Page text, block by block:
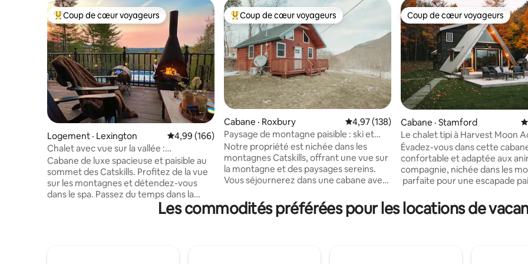
Coup de cœur voyageurs parmi les plus aimés
Coup de cœur voyageurs
Logement · Lexington Note moyenne de 4,99 sur 5, 166 commentaires
4,99 (166)
Chalet avec vue sur la vallée :
climatisation, spa, foyer extérieur, jeux
Cabane de luxe spacieuse et paisible au
sommet des Catskills. Profitez de la vue
sur les montagnes et détendez-vous
dans le spa. Passez du temps dans la
pièce voûtée près du foyer en pierre, où
vous trouverez un grand choix de jeux,
Coup de cœur voyageurs parmi les plus aimés
Coup de cœur voyageurs
Cabane · Roxbury Note moyenne de 4,97 sur 5, 138
4,97 (138)
Paysage de montagne paisible : ski et
randonnée
Notre propriété est nichée dans les
montagnes Catskills, offrant une vue sur
la montagne et des paysages sereins.
Vous séjournerez dans une cabane avec
convertible, une cuisine, une connexion
Wi-Fi, un foyer et un barbecue au
Coup de cœur voyageurs
Coup de cœur voyageurs
Cabane · Stamford
Le chalet tipi à Harvest Moon
Évadez-vous dans cette
confortable et adaptée aux
compagnie, nichée dans les
parfaite pour une escapade
sur les montagnes, à
l'État de New York, où la
détendiez sous les étoiles, le
Les commodités préférées pour les locations de